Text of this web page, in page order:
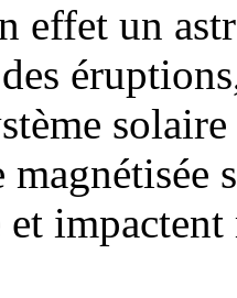
effet un